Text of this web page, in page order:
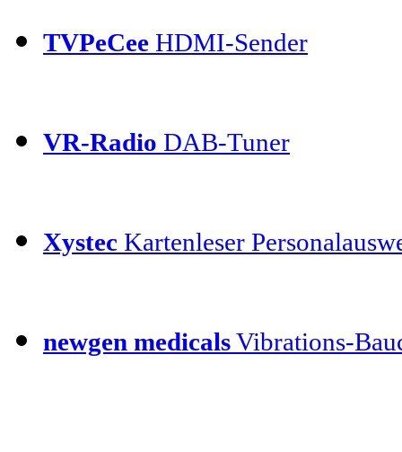
TVPeCee HDMI-Sender
VR-Radio DAB-Tuner
Xystec Kartenleser
newgen medicalsVibrations-